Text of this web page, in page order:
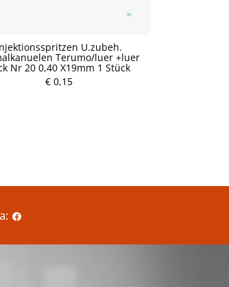
U.zubeh.
Terumo/luer +luer
Nr 20 0,40 X19mm 1 Stück
€ 0,15
P
r